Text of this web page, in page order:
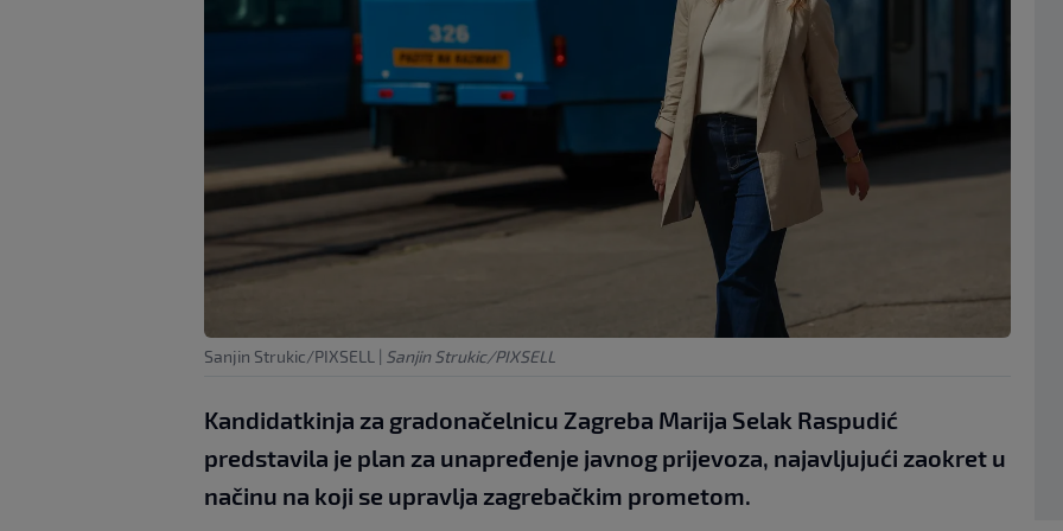
Sanjin Strukic/PIXSELL | Sanjin Strukic/PIXSELL
Kandidatkinja za gradonačelnicu Zagreba Marija Selak Raspudić
predstavila je plan za unapređenje javnog prijevoza, najavljujući zaokret u
načinu na koji se upravlja zagrebačkim prometom.